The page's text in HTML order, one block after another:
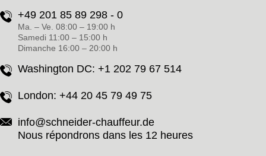
+49 201 85 89 298 - 0
Ma. – Ve. 08:00 – 19:00 h
Samedi 11:00 – 15:00 h
Dimanche 16:00 – 20:00 h
Washington DC: +1 202 79 67 514
London: +44 20 45 79 49 75
info@schneider-chauffeur.de
Nous répondrons dans les 12 heures